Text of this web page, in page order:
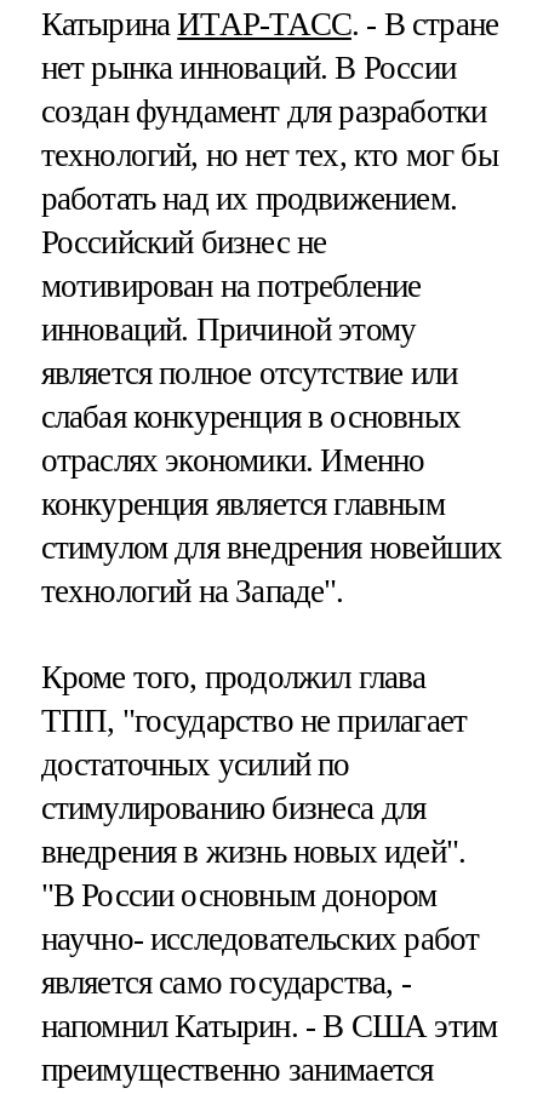
КатыринаИТАР-ТАСС. - В стране
нет рынка инноваций. В России
создан фундамент для разработки
технологий, но нет тех, кто мог бы
работать над их продвижением.
Российский бизнес не
мотивирован на потребление
инноваций. Причиной этому
является полное отсутствие или
слабая конкуренция в основных
отраслях экономики. Именно
конкуренция является главным
стимулом для внедрения новейших
технологий на Западе".
Кроме того, продолжил глава
ТПП, "государство не прилагает
достаточных усилий по
стимулированию бизнеса для
внедрения в жизнь новых идей".
"В России основным донором
научно- исследовательских работ
является само государства, -
напомнил Катырин. - В США этим
преимущественно занимается